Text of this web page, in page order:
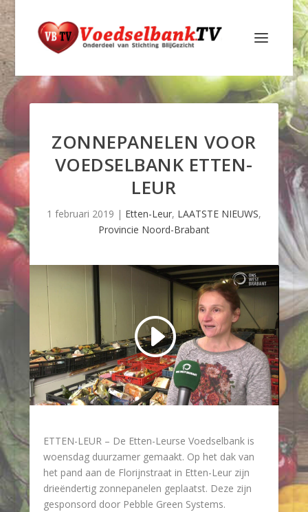
ZONNEPANELEN VOOR
VOEDSELBANK ETTEN-
LEUR
1 februari 2019 | Etten-Leur, LAATSTE NIEUWS,
Provincie Noord-Brabant
ETTEN-LEUR – De Etten-Leurse Voedselbank is
woensdag duurzamer gemaakt. Op het dak van
het pand aan de Florijnstraat in Etten-Leur zijn
drieëndertig zonnepanelen geplaatst. Deze zijn
gesponsord door Pebble Green Systems.